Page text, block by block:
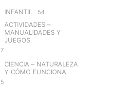
INFANTIL 54
ACTIVIDADES –
MANUALIDADES Y
JUEGOS
7
CIENCIA – NATURALEZA
Y CÓMO FUNCIONA
5